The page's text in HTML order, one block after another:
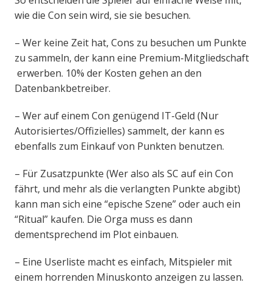
wie die Con sein wird, sie sie besuchen.
– Wer keine Zeit hat, Cons zu besuchen um Punkte
zu sammeln, der kann eine Premium-Mitgliedschaft
erwerben. 10% der Kosten gehen an den
Datenbankbetreiber.
– Wer auf einem Con genügend IT-Geld (Nur
Autorisiertes/Offizielles) sammelt, der kann es
ebenfalls zum Einkauf von Punkten benutzen.
– Für Zusatzpunkte (Wer also als SC auf ein Con
fährt, und mehr als die verlangten Punkte abgibt)
kann man sich eine “epische Szene” oder auch ein
“Ritual” kaufen. Die Orga muss es dann
dementsprechend im Plot einbauen.
– Eine Userliste macht es einfach, Mitspieler mit
einem horrenden Minuskonto anzeigen zu lassen.